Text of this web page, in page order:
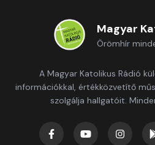
Magyar
Örömhír
A Magyar Katolikus Rádió
információkkal, értékközvetítő
szolgálja hallgatóit.